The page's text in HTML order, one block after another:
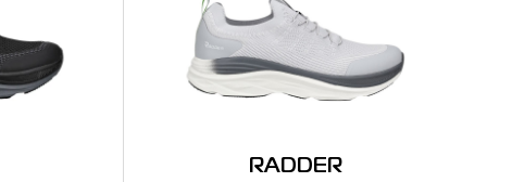
RADDER